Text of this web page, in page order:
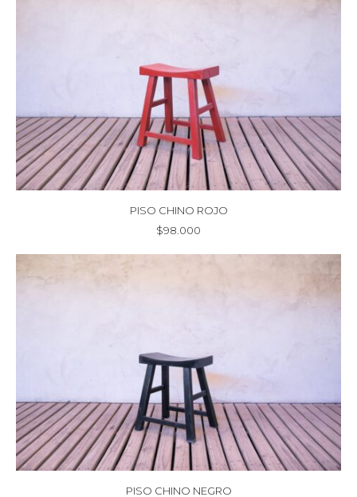
PISO CHINO ROJO
$98.000
PISO CHINO NEGRO